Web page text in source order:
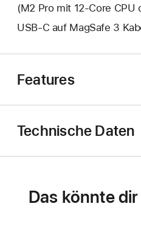
(M2 Pro mit 12‑Core CPU
USB‑C auf MagSafe 3
Features
Technische Daten
Das könnte